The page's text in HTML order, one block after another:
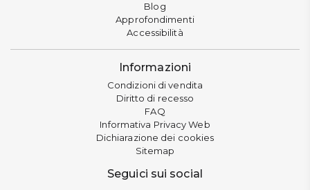
Blog
Approfondimenti
Accessibilità
Informazioni
Condizioni di vendita
Diritto di recesso
FAQ
Informativa Privacy Web
Dichiarazione dei cookies
Sitemap
Seguici sui social